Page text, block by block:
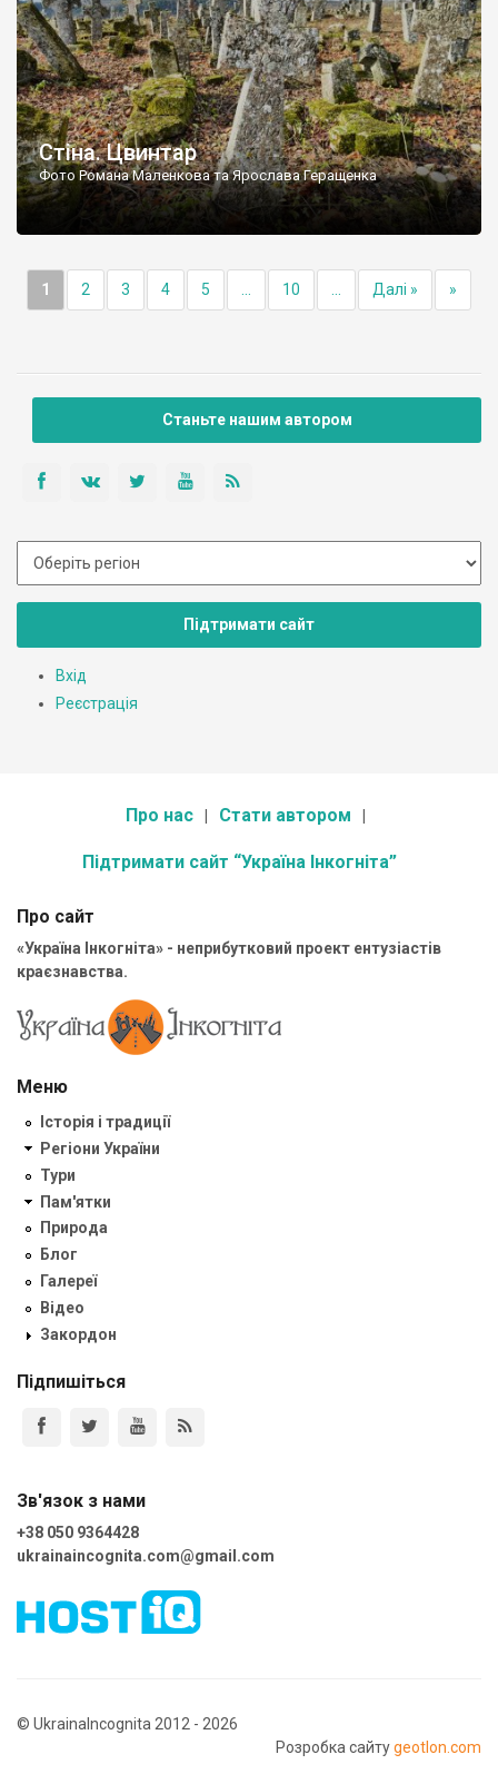
Стіна. Цвинтар
Фото Романа Маленкова та Ярослава Геращенка
1 2 3 4 5 10 Далі » »
Станьте нашим автором
Підтримати сайт
Вхід
Реєстрація
Про нас Стати автором
Підтримати сайт “Україна Інкогніта”
Про сайт
«Україна Інкогніта» - неприбутковий проект ентузіастів
краєзнавства.
Меню
Історія і традиції
Регіони України
Тури
Пам'ятки
Природа
Блог
Галереї
Відео
Закордон
Підпишіться
Зв'язок з нами
+38 050 9364428
ukrainaincognita.com@gmail.com
© UkrainaIncognita 2012 - 2026
Розробка сайтуgeotlon.com